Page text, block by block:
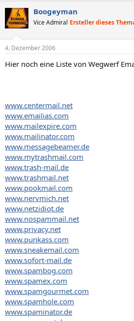
Boogeyman
Vice Admiral Ersteller dieses
4. Dezember 2006
Hier noch eine Liste von Wegwerf
www.centermail.net
www.emailias.com
www.mailexpire.com
www.mailinator.com
www.messagebeamer.de
www.mytrashmail.com
www.trash-mail.de
www.trashmail.net
www.pookmail.com
www.nervmich.net
www.netzidiot.de
www.nospammail.net
www.privacy.net
www.punkass.com
www.sneakemail.com
www.sofort-mail.de
www.spambog.com
www.spamex.com
www.spamgourmet.com
www.spamhole.com
www.spaminator.de